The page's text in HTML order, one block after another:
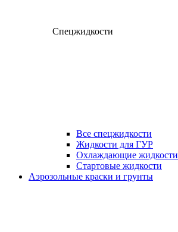
Спецжидкости
Все спецжидкости
Жидкости для ГУР
Охлаждающие жидкости
Стартовые жидкости
Аэрозольные краски и грунты